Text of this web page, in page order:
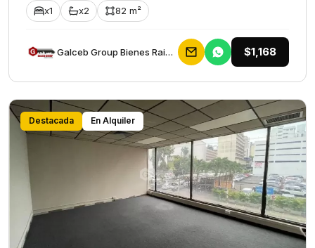
x1 x2 82 m²
Galceb Group Bienes Raices $1,168
Destacada En Alquiler